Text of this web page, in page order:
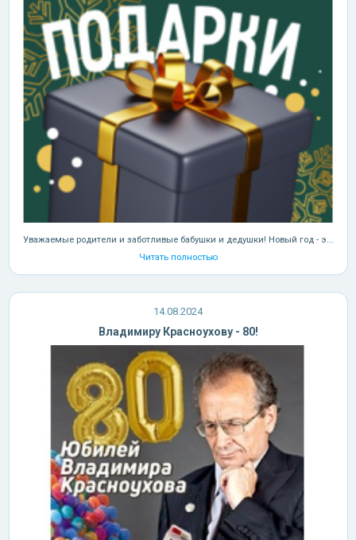
Уважаемые родители и заботливые бабушки и дедушки! Новый год - э...
Читать полностью
14.08.2024
Владимиру Красноухову - 80!